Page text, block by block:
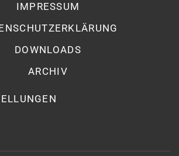
IMPRESSUM
DOWNLOADS
ARCHIV